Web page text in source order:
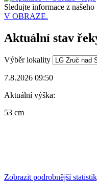
Sledujte informace z
V OBRAZE.
Aktuální stav
Výběr lokality
7.8.2026 09:50
Aktuální výška:
53 cm
Zobrazit podrobnější